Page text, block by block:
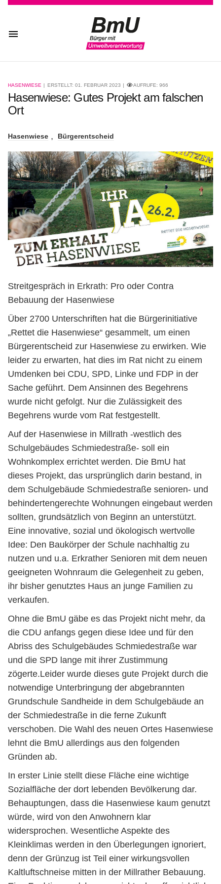
HASENWIESE ERSTELLT: 01. FEBRUAR 2023 AUFRUFE: 966
Hasenwiese: Gutes Projekt am falschen
Ort
Hasenwiese Bürgerentscheid
Streitgespräch in Erkrath: Pro oder Contra
Bebauung der Hasenwiese
Über 2700 Unterschriften hat die Bürgerinitiative
„Rettet die Hasenwiese“ gesammelt, um einen
Bürgerentscheid zur Hasenwiese zu erwirken. Wie
leider zu erwarten, hat dies im Rat nicht zu einem
Umdenken bei CDU, SPD, Linke und FDP in der
Sache geführt. Dem Ansinnen des Begehrens
wurde nicht gefolgt. Nur die Zulässigkeit des
Begehrens wurde vom Rat festgestellt.
Auf der Hasenwiese in Millrath -westlich des
Schulgebäudes Schmiedestraße- soll ein
Wohnkomplex errichtet werden. Die BmU hat
dieses Projekt, das ursprünglich darin bestand, in
dem Schulgebäude Schmiedestraße senioren- und
behindertengerechte Wohnungen eingebaut werden
sollten, grundsätzlich von Beginn an unterstützt.
Eine innovative, sozial und ökologisch wertvolle
Idee: Den Baukörper der Schule nachhaltig zu
nutzen und u.a. Erkrather Senioren mit dem neuen
geeigneten Wohnraum die Gelegenheit zu geben,
ihr bisher genutztes Haus an junge Familien zu
verkaufen.
Ohne die BmU gäbe es das Projekt nicht mehr, da
die CDU anfangs gegen diese Idee und für den
Abriss des Schulgebäudes Schmiedestraße war
und die SPD lange mit ihrer Zustimmung
zögerte.Leider wurde dieses gute Projekt durch die
notwendige Unterbringung der abgebrannten
Grundschule Sandheide in dem Schulgebäude an
der Schmiedestraße in die ferne Zukunft
verschoben. Die Wahl des neuen Ortes Hasenwiese
lehnt die BmU allerdings aus den folgenden
Gründen ab.
In erster Linie stellt diese Fläche eine wichtige
Sozialfläche der dort lebenden Bevölkerung dar.
Behauptungen, dass die Hasenwiese kaum genutzt
würde, wird von den Anwohnern klar
widersprochen. Wesentliche Aspekte des
Kleinklimas werden in den Überlegungen ignoriert,
denn der Grünzug ist Teil einer wirkungsvollen
Kaltluftschneise mitten in der Millrather Bebauung.